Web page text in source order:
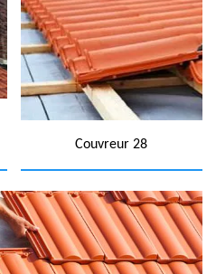
Couvreur 28